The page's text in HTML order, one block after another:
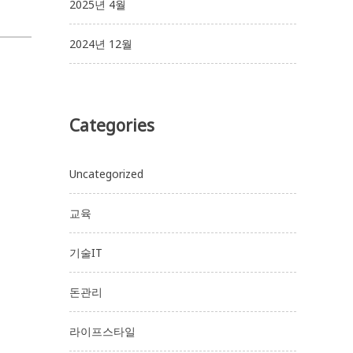
2025년 4월
2024년 12월
Categories
Uncategorized
교육
기술IT
돈관리
라이프스타일